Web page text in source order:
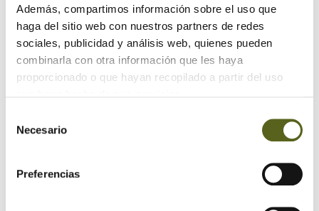
Además, compartimos información sobre el uso que
haga del sitio web con nuestros partners de redes
sociales, publicidad y análisis web, quienes pueden
combinarla con otra información que les haya
proporcionado o que hayan recopilado a partir del uso
Necesario
Preferencias
Una vez hayas escogido el espacio, la herramienta le
para que veas cómo quedaría realmente. Si lo prefieres,
también podrás utilizar la opción de
(situada en
en dos partes para ver las diferencias entre ese diseño y